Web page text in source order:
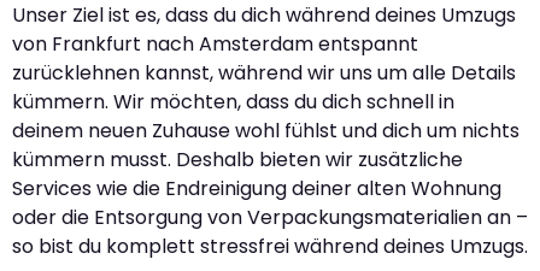
Unser Ziel ist es, dass du dich während deines Umzugs
von Frankfurt nach Amsterdam entspannt
zurücklehnen kannst, während wir uns um alle Details
kümmern. Wir möchten, dass du dich schnell in
deinem neuen Zuhause wohl fühlst und dich um nichts
kümmern musst. Deshalb bieten wir zusätzliche
Services wie die Endreinigung deiner alten Wohnung
oder die Entsorgung von Verpackungsmaterialien an –
so bist du komplett stressfrei während deines Umzugs.